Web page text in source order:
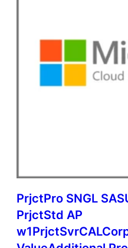
PrjctPro SNGL
PrjctStd AP